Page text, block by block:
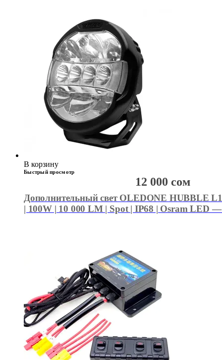
В корзину
Быстрый просмотр
Дополнительный свет OLEDONE HUBBLE
| 100W | 10 000 LM | Spot | IP68 | Osram LED
12 000 сом